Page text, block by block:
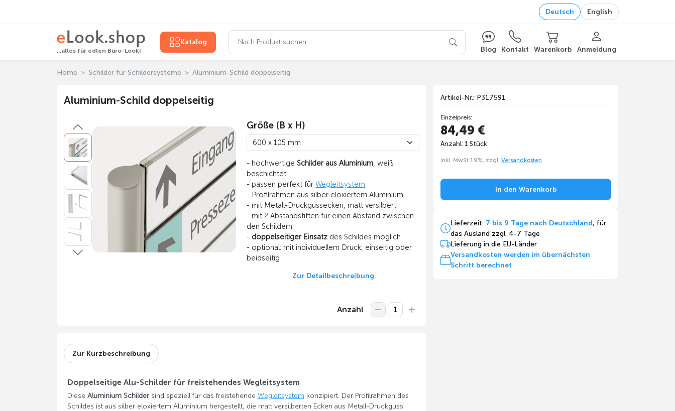
Deutsch English
...alles für edlen Büro-Look!
Katalog
Blog
Kontakt Warenkorb Anmeldung
Home Schilder für Schildersysteme Aluminium-Schild doppelseitig
Aluminium-Schild doppelseitig
Größe (B x H)
- hochwertigeSchilder aus Aluminium, weiß
beschichtet
- passen perfekt fürWegleitsystem
- Profilrahmen aus silber eloxiertem Aluminium
- mit Metall-Druckgussecken, matt versilbert
- mit 2 Abstandstiften für einen Abstand zwischen
den Schildern
- doppelseitiger Einsatz des Schildes möglich
- optional: mit individuellem Druck, einseitig oder
beidseitig
Zur Detailbeschreibung
Anzahl
Artikel-Nr.: P317591
Einzelpreis:
84,49 €
Anzahl: 1 Stück
inkl. MwSt 19%, zzgl.Versandkosten
In den Warenkorb
Lieferzeit: 7 bis 9 Tage nach Deutschland, für
das Ausland zzgl. 4-7 Tage
Lieferung in die EU-Länder
Versandkosten werden im übernächsten
Schritt berechnet
Zur Kurzbeschreibung
Doppelseitige Alu-Schilder für freistehendes Wegleitsystem
Diese Aluminium Schildersind speziell für das freistehende Wegleitsystem konzipiert. Der Profilrahmen des
Schildes ist aus silber eloxiertem Aluminium hergestellt, die matt versilberten Ecken aus Metall-Druckguss.